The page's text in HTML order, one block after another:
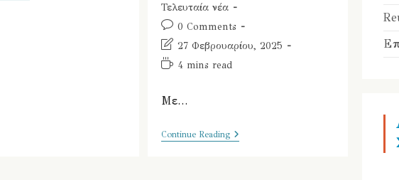
Τελευταία νέα
Post
comments:
0 Comments
Post
last
27 Φεβρουαρίου, 2025
Reading4 mins read
Με…
Continue Reading10ο
Δ.